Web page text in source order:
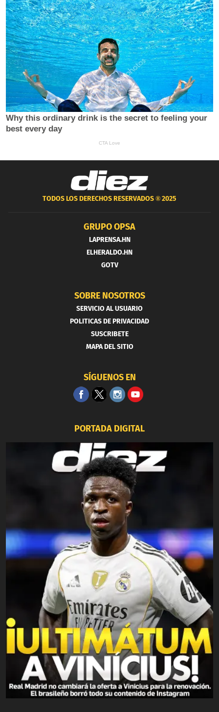
TODOS LOS DERECHOS RESERVADOS ®2025
GRUPO OPSA
LAPRENSA.HN
ELHERALDO.HN
GOTV
SOBRE NOSOTROS
SERVICIO AL USUARIO
POLITICAS DE PRIVACIDAD
SUSCRIBETE
MAPA DEL SITIO
SÍGUENOS EN
PORTADA DIGITAL